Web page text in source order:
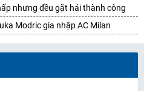
nhưng đều gặt hái thành công
Modric gia nhập AC Milan